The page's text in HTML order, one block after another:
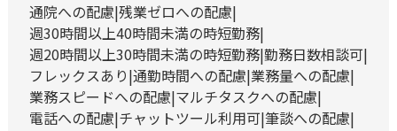
通院への配慮 残業ゼロへの配慮
週30時間以上40時間未満の時短勤務
週20時間以上30時間未満の時短勤務 勤務日数相談可
フレックスあり 通勤時間への配慮 業務量への配慮
業務スピードへの配慮 マルチタスクへの配慮
電話への配慮 チャットツール利用可 筆談への配慮